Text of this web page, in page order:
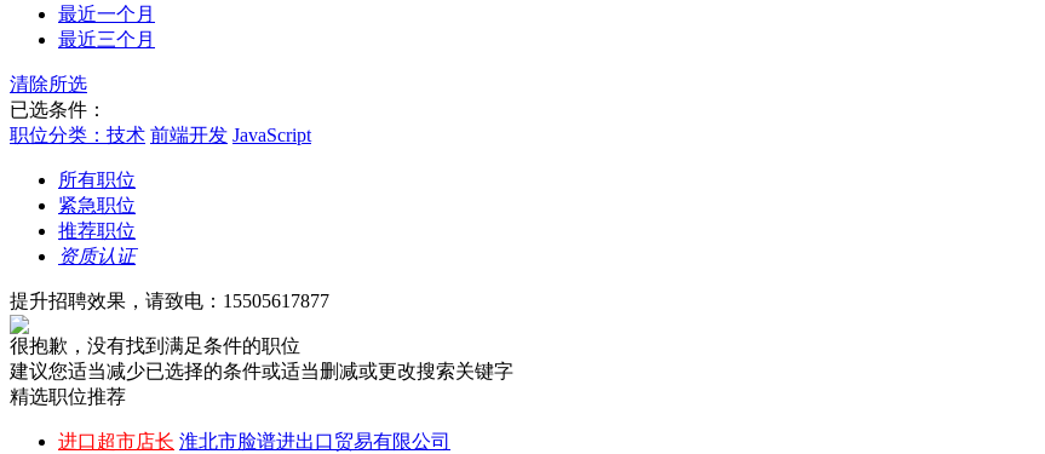
最近一个月
最近三个月
清除所选
已选条件：
职位分类：技术 前端开发 JavaScript
所有职位
紧急职位
推荐职位
资质认证
提升招聘效果，请致电：15505617877
很抱歉，没有找到满足条件的职位
建议您适当减少已选择的条件或适当删减或更改搜索关键字
精选职位推荐
进口超市店长 淮北市脸谱进出口贸易有限公司